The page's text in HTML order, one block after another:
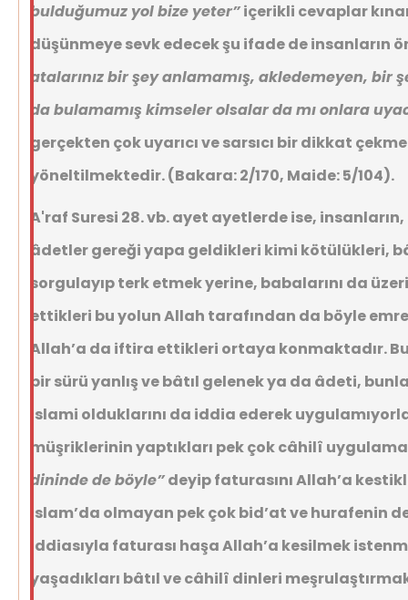
bulduğumuz yol bize yeter”içerikli cevaplar
düşünmeye sevk edecek şu ifade de insanların
atalarınız bir şey anlamamış, akledemeyen, bir
da bulamamış kimseler olsalar da mı onlara
gerçekten çok uyarıcı ve sarsıcı bir dikkat
yöneltilmektedir. (Bakara: 2/170, Maide: 5/104).
A'raf Suresi 28. vb. ayet ayetlerde ise, insanların,
âdetler gereği yapa geldikleri kimi kötülükleri,
sorgulayıp terk etmek yerine, babalarını da
ettikleri bu yolun Allah tarafından da böyle
Allah’a da iftira ettikleri ortaya konmaktadır.
bir sürü yanlış ve bâtıl gelenek ya da âdeti,
İslami olduklarını da iddia ederek
müşriklerinin yaptıkları pek çok câhilî
dininde de böyle”deyip faturasını Allah’a
İslam’da olmayan pek çok bid’at ve hurafenin
iddiasıyla faturası haşa Allah’a kesilmek
yaşadıkları bâtıl ve câhilî dinleri